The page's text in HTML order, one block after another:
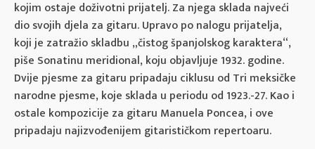
kojim ostaje doživotni prijatelj. Za njega sklada najveći
dio svojih djela za gitaru. Upravo po nalogu prijatelja,
koji je zatražio skladbu „čistog španjolskog karaktera“,
piše Sonatinu meridional, koju objavljuje 1932. godine.
Dvije pjesme za gitaru pripadaju ciklusu od Tri meksičke
narodne pjesme, koje sklada u periodu od 1923.-27. Kao i
ostale kompozicije za gitaru Manuela Poncea, i ove
pripadaju najizvođenijem gitarističkom repertoaru.